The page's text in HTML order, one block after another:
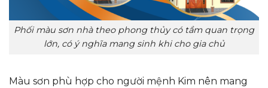
Phối màu sơn nhà theo phong thủy có tầm quan trọng
lớn, có ý nghĩa mang sinh khi cho gia chủ
Màu sơn phù hợp cho người mệnh Kim nên mang